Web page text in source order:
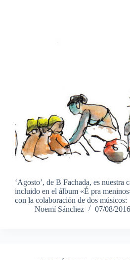
‘Agosto’, de B Fachada, es
incluido en el álbum «É pra
con la colaboración de dos
Noemí Sánchez
07/08/2016